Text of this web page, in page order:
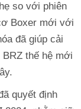
so với phiên
Boxer mới với
đã giúp cải
thế hệ mới
quyết định